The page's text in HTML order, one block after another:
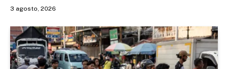
3 agosto, 2026